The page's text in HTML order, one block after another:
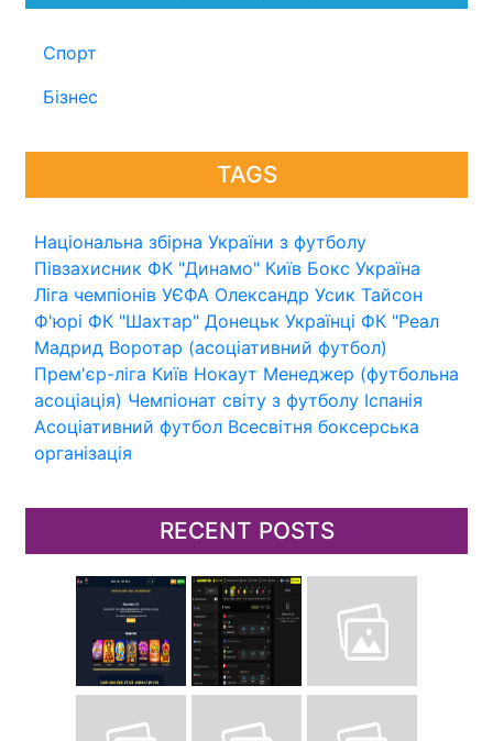
Спорт
Бізнес
TAGS
Національна збірна України з футболу
Півзахисник ФК "Динамо" Київ Бокс Україна
Ліга чемпіонів УЄФА Олександр Усик Тайсон
Ф'юрі ФК "Шахтар" Донецьк Українці ФК "Реал
Мадрид Воротар (асоціативний футбол)
Прем'єр-ліга Київ Нокаут Менеджер (футбольна
асоціація) Чемпіонат світу з футболу Іспанія
Асоціативний футбол Всесвітня боксерська
організація
RECENT POSTS